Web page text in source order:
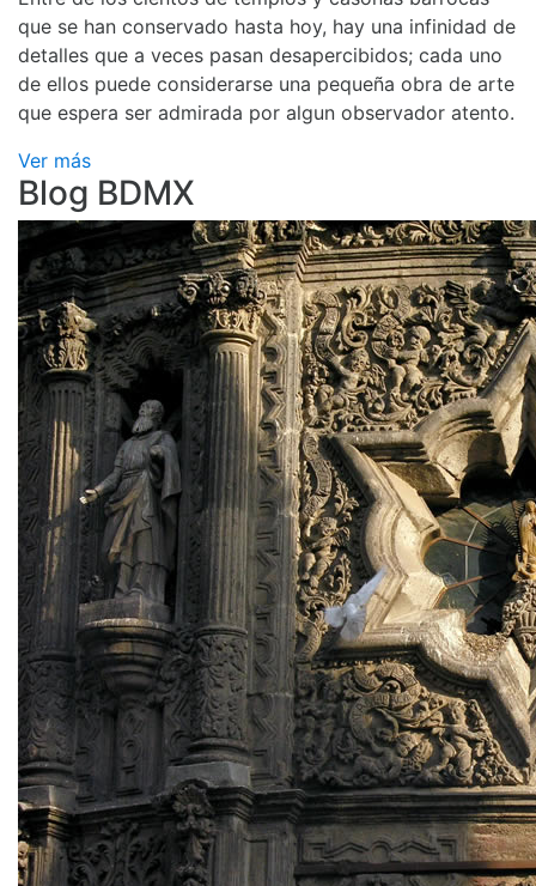
que se han conservado hasta hoy, hay una infinidad de
detalles que a veces pasan desapercibidos; cada uno
de ellos puede considerarse una pequeña obra de arte
que espera ser admirada por algun observador atento.
Ver más
Blog BDMX